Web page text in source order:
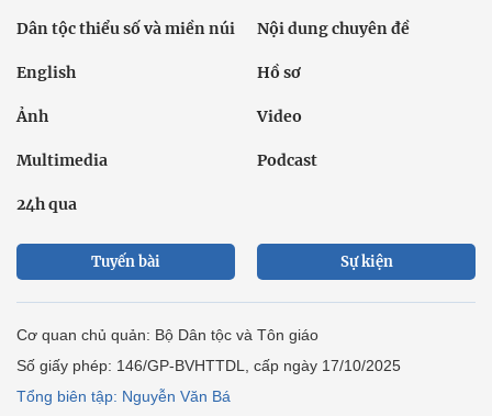
Dân tộc thiểu số và miền núi Nội dung chuyên đề
English Hồ sơ
Ảnh Video
Multimedia Podcast
24h qua
Tuyến bài Sự kiện
Cơ quan chủ quản: Bộ Dân tộc và Tôn giáo
Số giấy phép: 146/GP-BVHTTDL, cấp ngày 17/10/2025
Tổng biên tập: Nguyễn Văn Bá